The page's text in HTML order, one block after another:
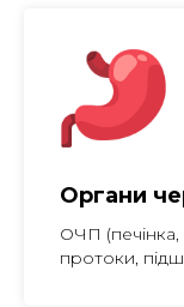
Органи
ОЧП
протоки,